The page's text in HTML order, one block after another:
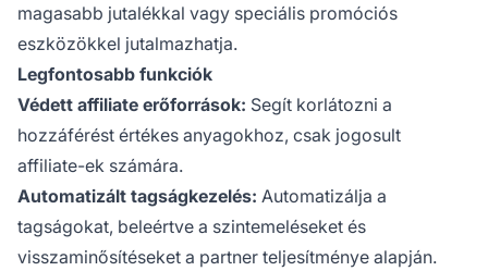
magasabb jutalékkal vagy speciális promóciós
eszközökkel jutalmazhatja.
Legfontosabb funkciók
Védett affiliate erőforrások: Segít korlátozni a
hozzáférést értékes anyagokhoz, csak jogosult
affiliate-ek számára.
Automatizált tagságkezelés: Automatizálja a
tagságokat, beleértve a szintemeléseket és
visszaminősítéseket a partner teljesítménye alapján.